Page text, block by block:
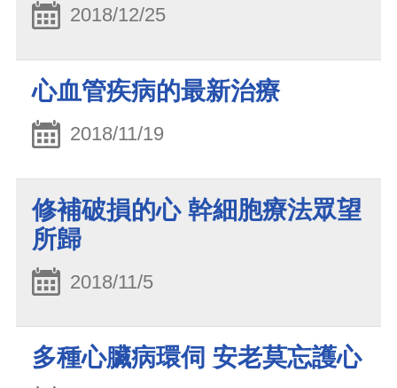
2018/12/25
心血管疾病的最新治療
2018/11/19
修補破損的心 幹細胞療法眾望
所歸
2018/11/5
多種心臟病環伺 安老莫忘護心